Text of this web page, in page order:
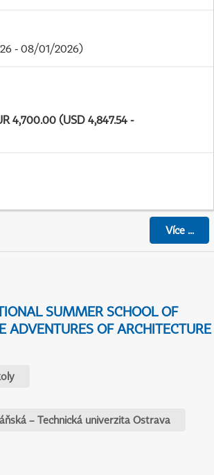
- 08/01/2026)
4,700.00 (USD 4,847.54 -
Více...
SUMMER SCHOOL OF
ADVENTURES OF ARCHITECTURE
– Technická univerzita Ostrava